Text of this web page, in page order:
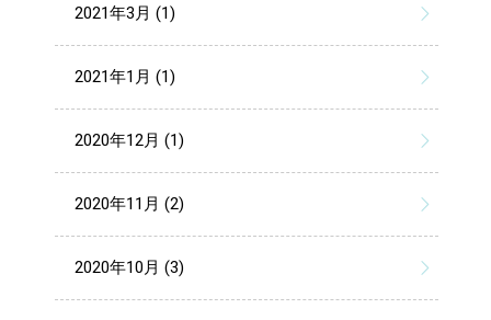
2021年3月 (1)
2021年1月 (1)
2020年12月 (1)
2020年11月 (2)
2020年10月 (3)